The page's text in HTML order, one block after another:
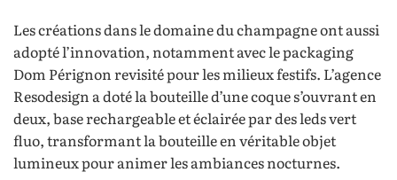
Les créations dans le domaine du champagne ont aussi
adopté l’innovation, notamment avec le packaging
Dom Pérignon revisité pour les milieux festifs. L’agence
Resodesign a doté la bouteille d’une coque s’ouvrant en
deux, base rechargeable et éclairée par des leds vert
fluo, transformant la bouteille en véritable objet
lumineux pour animer les ambiances nocturnes.